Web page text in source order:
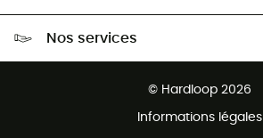
Nos services
© Hardloop 2026
Informations légales